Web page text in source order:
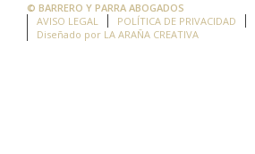
© BARRERO Y PARRA ABOGADOS
AVISO LEGAL
POLÍTICA DE PRIVACIDAD
Diseñado por LA ARAÑA CREATIVA